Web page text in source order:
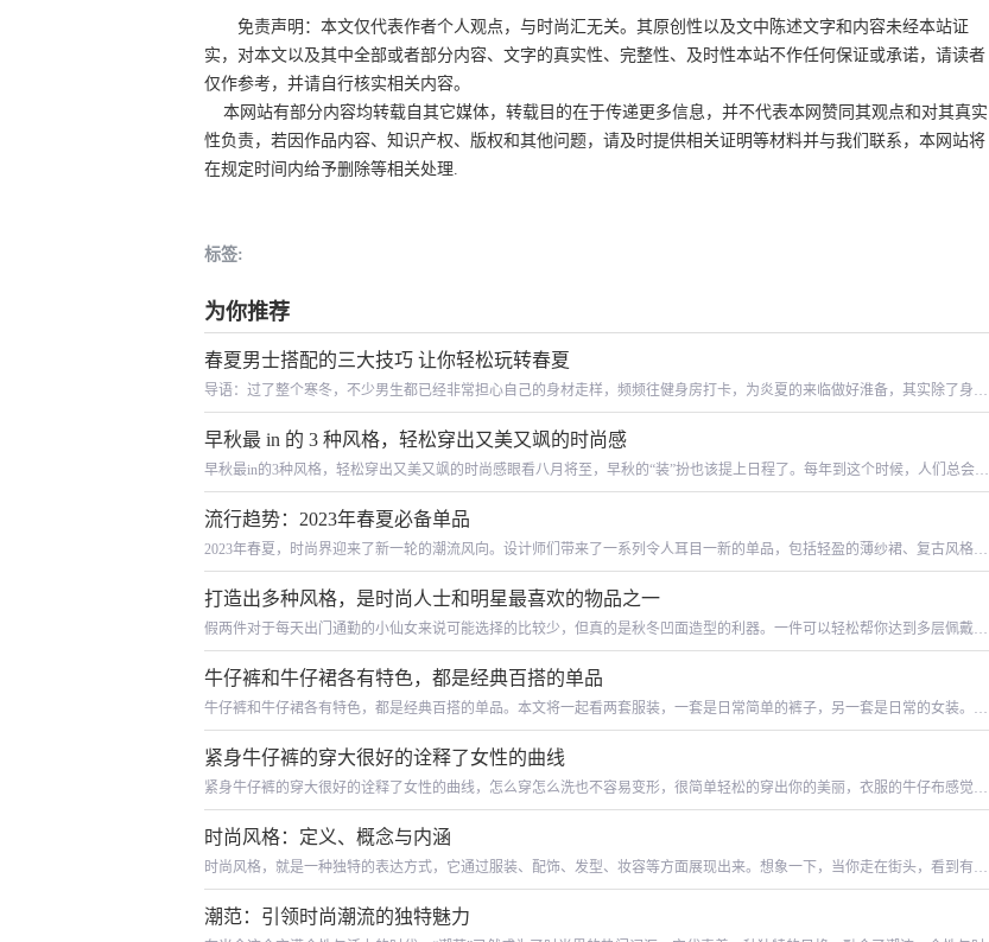
免责声明：本文仅代表作者个人观点，与时尚汇无关。其原创性以及文中陈述文字和内容未经本站证
实，对本文以及其中全部或者部分内容、文字的真实性、完整性、及时性本站不作任何保证或承诺，请读者
仅作参考，并请自行核实相关内容。
本网站有部分内容均转载自其它媒体，转载目的在于传递更多信息，并不代表本网赞同其观点和对其真实
性负责，若因作品内容、知识产权、版权和其他问题，请及时提供相关证明等材料并与我们联系，本网站将
在规定时间内给予删除等相关处理.
标签:
为你推荐
春夏男士搭配的三大技巧 让你轻松玩转春夏
导语：过了整个寒冬，不少男生都已经非常担心自己的身材走样，频频往健身房打卡，为炎夏的来临做好淮备，其实除了身材
配合之外，最重要的还是靠身上的搭配。(来源：男士
早秋最 in 的 3 种风格，轻松穿出又美又飒的时尚感
早秋最in的3种风格，轻松穿出又美又飒的时尚感眼看八月将至，早秋的“装”扮也该提上日程了。每年到这个时候，人们总会忍
不住购置新衣，为衣橱焕新。如果还没开始挑选早秋单品，不妨看看这篇，教你挑出最IN单品
流行趋势：2023年春夏必备单品
2023年春夏，时尚界迎来了新一轮的潮流风向。设计师们带来了一系列令人耳目一新的单品，包括轻盈的薄纱裙、复古风格的
牛仔夹克以及丰富的印花图案等。这些单品不仅在色彩和材质上有所突破，还在剪裁和设计上展现...
打造出多种风格，是时尚人士和明星最喜欢的物品之一
假两件对于每天出门通勤的小仙女来说可能选择的比较少，但真的是秋冬凹面造型的利器。一件可以轻松帮你达到多层佩戴的
效果。选择合适的物品组合，打造出多种风格，是时
牛仔裤和牛仔裙各有特色，都是经典百搭的单品
牛仔裤和牛仔裙各有特色，都是经典百搭的单品。本文将一起看两套服装，一套是日常简单的裤子，另一套是日常的女装。看
你的菜是哪种风格。首先，这两套配色都选
紧身牛仔裤的穿大很好的诠释了女性的曲线
紧身牛仔裤的穿大很好的诠释了女性的曲线，怎么穿怎么洗也不容易变形，很简单轻松的穿出你的美丽，衣服的牛仔布感觉很
舒服，紧身牛仔裤穿搭特舒适，更好的达到拉伸腿部
时尚风格：定义、概念与内涵
时尚风格，就是一种独特的表达方式，它通过服装、配饰、发型、妆容等方面展现出来。想象一下，当你走在街头，看到有人
穿着复古的牛仔外套，搭配着个性的图案T恤和破洞牛仔裤，脚踏一双马丁靴，头上还戴着一顶酷炫的...
潮范：引领时尚潮流的独特魅力